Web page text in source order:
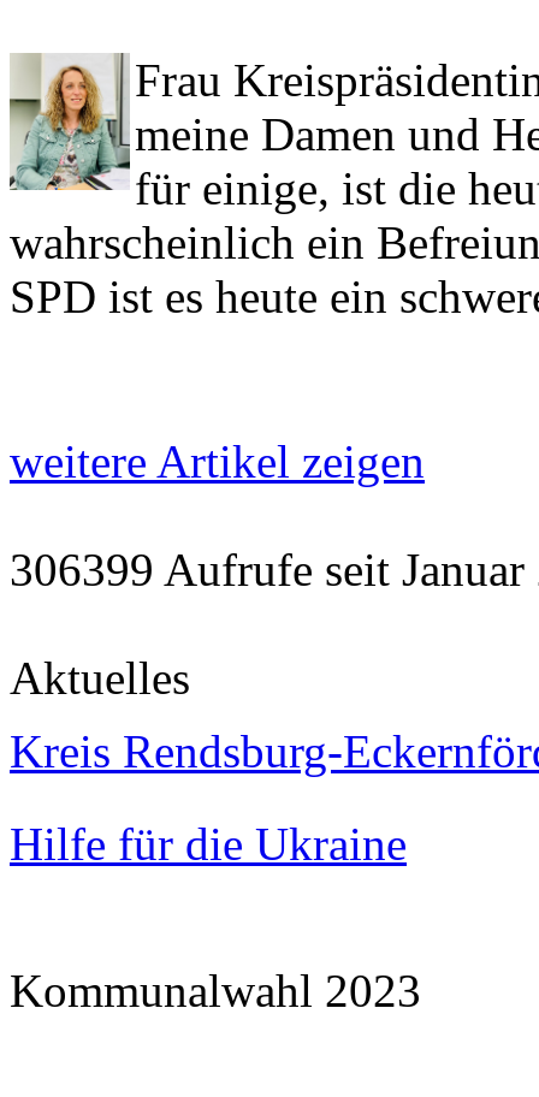
Frau
meine Damen und
für einige, ist die
wahrscheinlich ein
SPD ist es heute ein
weitere Artikel zeigen
306399 Aufrufe seit
Aktuelles
Kreis Rendsburg-
Hilfe für die Ukraine
Kommunalwahl 2023